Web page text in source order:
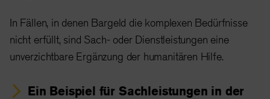
In Fällen, in denen Bargeld die komplexen Bedürfnisse
nicht erfüllt, sind Sach- oder Dienstleistungen eine
unverzichtbare Ergänzung der humanitären Hilfe.
Ein Beispiel für Sachleistungen in der